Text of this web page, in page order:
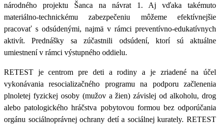
národného projektu Šanca na návrat 1. Aj vďaka takémuto
materiálno-technickému zabezpečeniu môžeme efektívnejšie
pracovať s odsúdenými, najmä v rámci preventívno-edukatívnych
aktivít. Prednášky sa zúčastnili odsúdení, ktorí sú aktuálne
umiestnení v rámci výstupného oddielu.
RETEST je centrom pre deti a rodiny a je zriadené na účel
vykonávania resocializačného programu na podporu začlenenia
plnoletej fyzickej osoby (mužov a žien) závislej od alkoholu, drog
alebo patologického hráčstva pobytovou formou bez odporúčania
orgánu sociálnoprávnej ochrany detí a sociálnej kurately. RETEST